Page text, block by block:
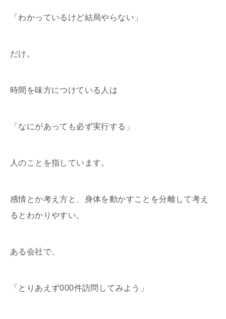
「わかっているけど結局やらない」
だけ。
時間を味方につけている人は
「なにがあっても必ず実行する」
人のことを指しています。
感情とか考え方と、身体を動かすことを分離して考え
るとわかりやすい。
ある会社で、
「とりあえず000件訪問してみよう」